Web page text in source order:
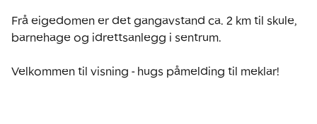
Frå eigedomen er det gangavstand ca. 2 km til skule,
barnehage og idrettsanlegg i sentrum.
Velkommen til visning - hugs påmelding til meklar!